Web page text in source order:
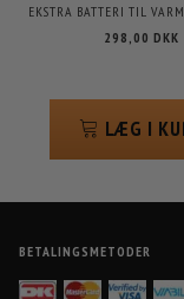
EKSTRA BATTERI TIL
298,00 DKK
LÆG I
BETALINGSMETODER